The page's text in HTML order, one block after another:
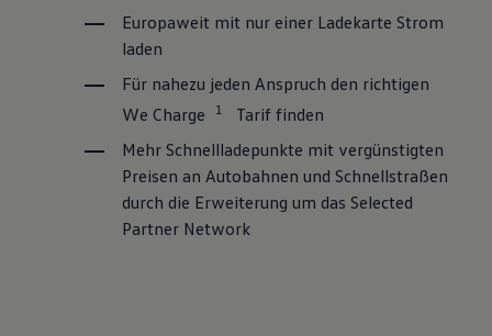
Europaweit mit nur einer Ladekarte Strom
laden
Für nahezu jeden Anspruch den richtigen
We Charge
1
Tarif finden
Mehr Schnellladepunkte mit vergünstigten
Preisen an Autobahnen und Schnellstraßen
durch die Erweiterung um das Selected
Partner Network